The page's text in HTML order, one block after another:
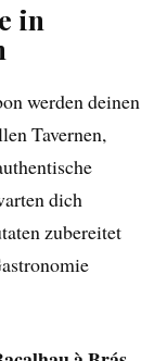
in
werden deinen
Tavernen,
dich
zubereitet